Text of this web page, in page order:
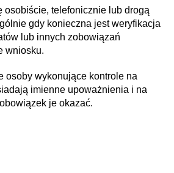
osobiście, telefonicznie lub drogą
gdy konieczna jest weryfikacja
lub innych zobowiązań
wniosku.
osoby wykonujące kontrole na
imienne upoważnienia i na
je okazać.